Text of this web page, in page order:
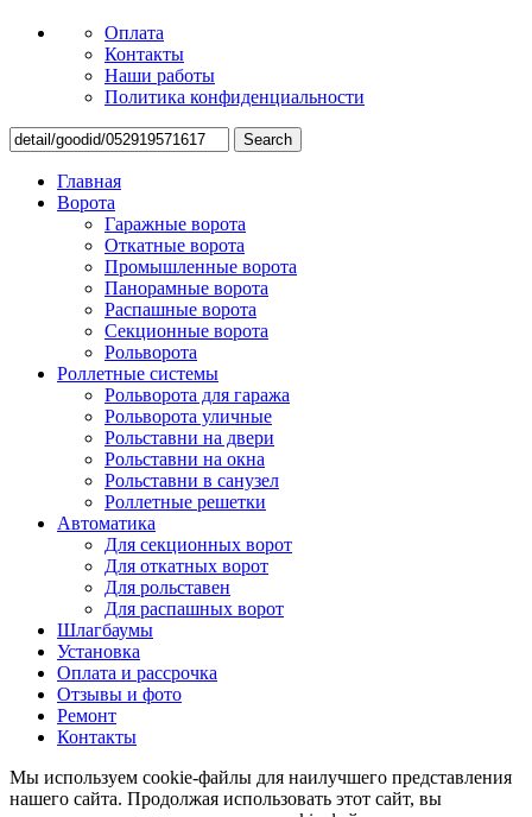
Оплата
Контакты
Наши работы
Политика конфиденциальности
Search
Главная
Ворота
Гаражные ворота
Откатные ворота
Промышленные ворота
Панорамные ворота
Распашные ворота
Секционные ворота
Рольворота
Роллетные системы
Рольворота для гаража
Рольворота уличные
Рольставни на двери
Рольставни на окна
Рольставни в санузел
Роллетные решетки
Автоматика
Для секционных ворот
Для откатных ворот
Для рольставен
Для распашных ворот
Шлагбаумы
Установка
Оплата и рассрочка
Отзывы и фото
Ремонт
Контакты
Мы используем cookie-файлы для наилучшего представления
нашего сайта. Продолжая использовать этот сайт, вы